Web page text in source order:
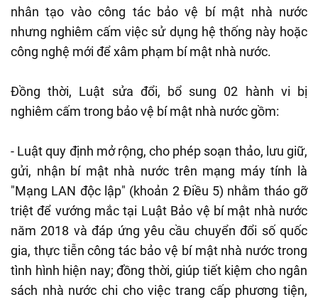
nhân tạo vào công tác bảo vệ bí mật nhà nước
nhưng nghiêm cấm việc sử dụng hệ thống này hoặc
công nghệ mới để xâm phạm bí mật nhà nước.
Đồng thời, Luật sửa đổi, bổ sung 02 hành vi bị
nghiêm cấm trong bảo vệ bí mật nhà nước gồm:
- Luật quy định mở rộng, cho phép soạn thảo, lưu giữ,
gửi, nhận bí mật nhà nước trên mạng máy tính là
"Mạng LAN độc lập" (khoản 2 Điều 5) nhằm tháo gỡ
triệt để vướng mắc tại Luật Bảo vệ bí mật nhà nước
năm 2018 và đáp ứng yêu cầu chuyển đổi số quốc
gia, thực tiễn công tác bảo vệ bí mật nhà nước trong
tình hình hiện nay; đồng thời, giúp tiết kiệm cho ngân
sách nhà nước chi cho việc trang cấp phương tiện,